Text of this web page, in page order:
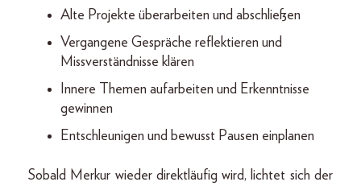
Alte Projekte überarbeiten und abschließen
Vergangene Gespräche reflektieren und
Missverständnisse klären
Innere Themen aufarbeiten und Erkenntnisse
gewinnen
Entschleunigen und bewusst Pausen einplanen
Sobald Merkur wieder direktläufig wird, lichtet sich der